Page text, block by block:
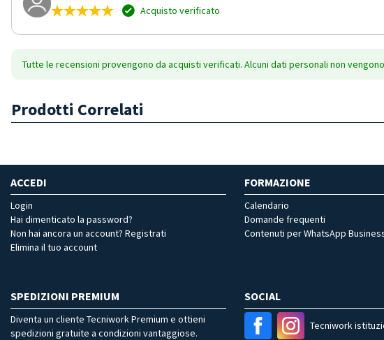
Acquisto verificato
Tutte le recensioni provengono da acquisti verificati. Alcuni dati personali non
Prodotti Correlati
ACCEDI
Login
Hai dimenticato la password?
Non hai ancora un account? Registrati
Elimina il tuo account
FORMAZIONE
Calendario
Domande frequenti
Contenuti per WhatsApp
SPEDIZIONI PREMIUM
Diventa un cliente Tecniwork Premium e ottieni
spedizioni gratuite a condizioni vantaggiose.
SOCIAL
Tecniwork